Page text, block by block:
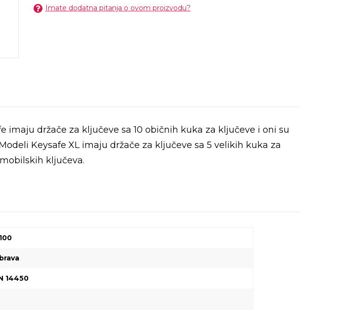
Imate dodatna pitanja o ovom proizvodu?
imaju držače za ključeve sa 10 običnih kuka za ključeve i oni su
Keysafe XL imaju držače za ključeve sa 5 velikih kuka za
ključeva.
14450